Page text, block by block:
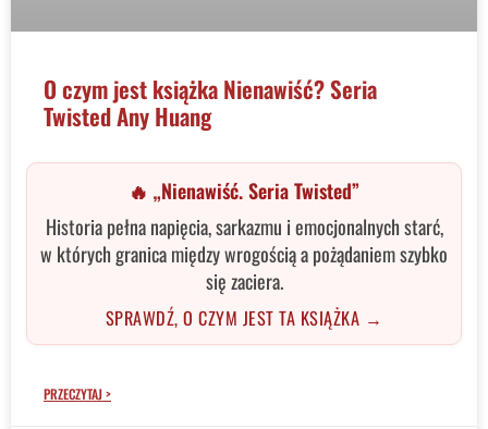
O czym jest książka Nienawiść? Seria
Twisted Any Huang
🔥 „Nienawiść. Seria Twisted”
Historia pełna napięcia, sarkazmu i emocjonalnych starć,
w których granica między wrogością a pożądaniem szybko
się zaciera.
SPRAWDŹ, O CZYM JEST TA KSIĄŻKA →
PRZECZYTAJ >